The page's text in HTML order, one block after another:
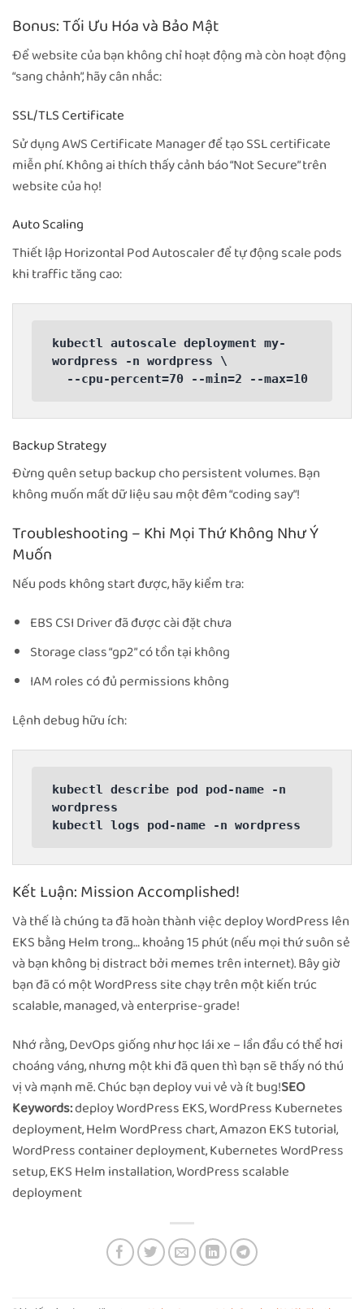
Bonus: Tối Ưu Hóa và Bảo Mật
Để website của bạn không chỉ hoạt động mà còn hoạt động
“sang chảnh”, hãy cân nhắc:
SSL/TLS Certificate
Sử dụng AWS Certificate Manager để tạo SSL certificate
miễn phí. Không ai thích thấy cảnh báo “Not Secure” trên
website của họ!
Auto Scaling
Thiết lập Horizontal Pod Autoscaler để tự động scale pods
khi traffic tăng cao:
kubectl autoscale deployment my-
wordpress -n wordpress \
  --cpu-percent=70 --min=2 --max=10
Backup Strategy
Đừng quên setup backup cho persistent volumes. Bạn
không muốn mất dữ liệu sau một đêm “coding say”!
Troubleshooting – Khi Mọi Thứ Không Như Ý
Muốn
Nếu pods không start được, hãy kiểm tra:
EBS CSI Driver đã được cài đặt chưa
Storage class “gp2” có tồn tại không
IAM roles có đủ permissions không
Lệnh debug hữu ích:
kubectl describe pod pod-name -n
wordpress
kubectl logs pod-name -n wordpress
Kết Luận: Mission Accomplished!
Và thế là chúng ta đã hoàn thành việc deploy WordPress lên
EKS bằng Helm trong… khoảng 15 phút (nếu mọi thứ suôn sẻ
và bạn không bị distract bởi memes trên internet). Bây giờ
bạn đã có một WordPress site chạy trên một kiến trúc
scalable, managed, và enterprise-grade!
Nhớ rằng, DevOps giống như học lái xe – lần đầu có thể hơi
choáng váng, nhưng một khi đã quen thì bạn sẽ thấy nó thú
vị và mạnh mẽ. Chúc bạn deploy vui vẻ và ít bug!SEO
Keywords:deploy WordPress EKS, WordPress Kubernetes
deployment, Helm WordPress chart, Amazon EKS tutorial,
WordPress container deployment, Kubernetes WordPress
setup, EKS Helm installation, WordPress scalable
deployment